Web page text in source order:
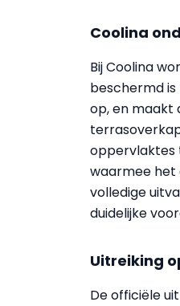
Coolina
Bij Coolina
beschermd
op, en maakt
oppervlaktes
waarmee het
volledige
duidelijke
Uitreiking
De officiële